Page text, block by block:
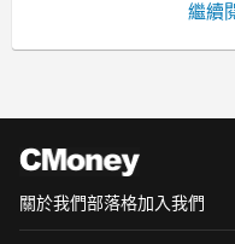
施。
手
繼續
關於我們部落格加入我們